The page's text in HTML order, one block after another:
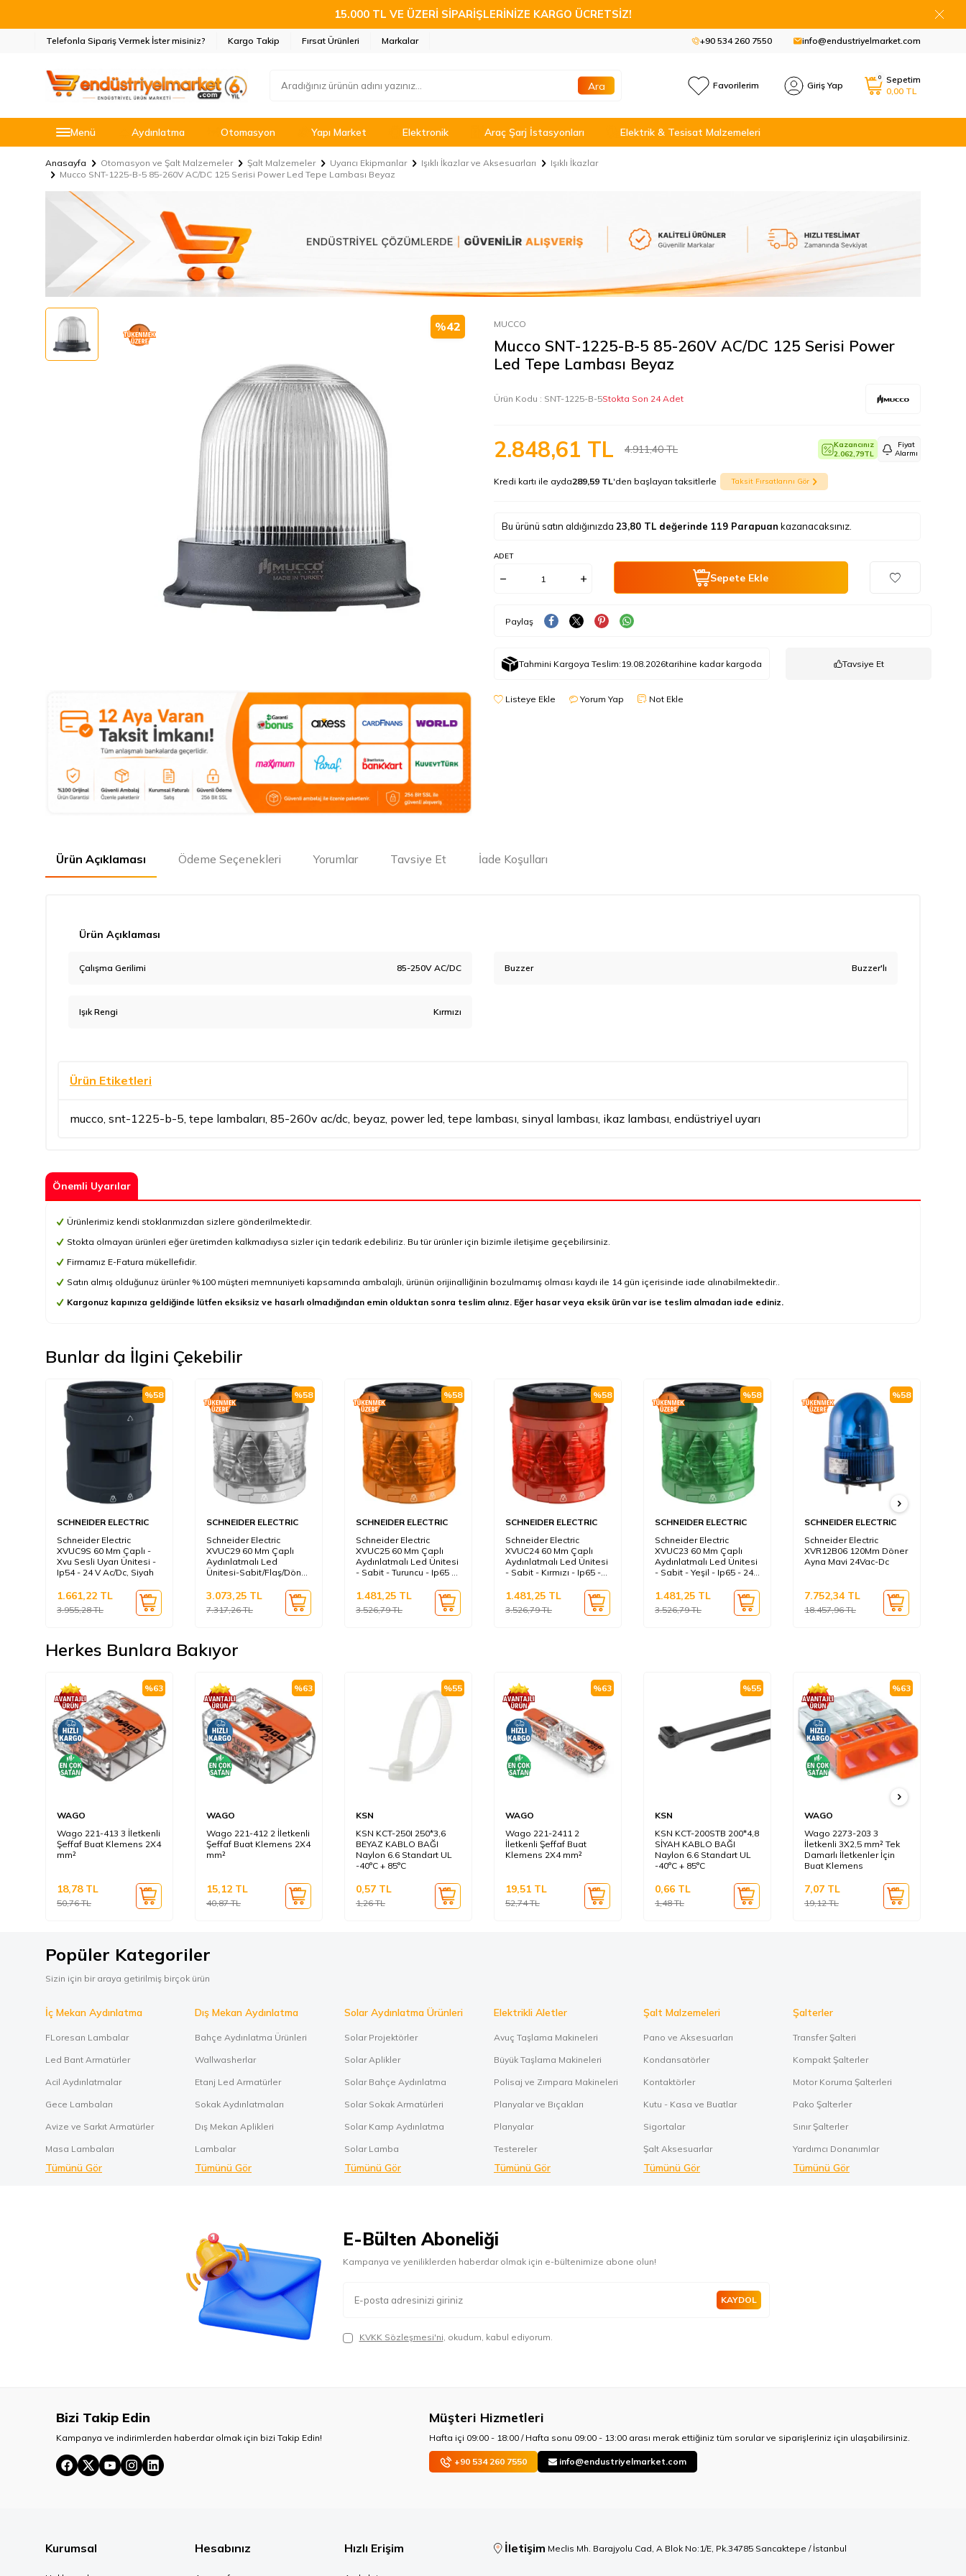
15.000 TL VE ÜZERİ SİPARİŞLERİNİZE KARGO ÜCRETSİZ!
Telefonla Sipariş Vermek İster misiniz? Kargo Takip Fırsat Ürünleri Markalar +90 534 260 7550 info@endustriyelmarket.com
Ara Favorilerim Giriş Yap
0
Sepetim
0,00 TL
Menü Aydınlatma Otomasyon Yapı Market Elektronik Araç Şarj İstasyonları Elektrik & Tesisat Malzemeleri
Anasayfa Otomasyon ve Şalt Malzemeler Şalt Malzemeler Uyarıcı Ekipmanlar Işıklı İkazlar ve Aksesuarları
Işıklı İkazlar
Mucco SNT-1225-B-5 85-260V AC/DC 125 Serisi Power Led Tepe Lambası Beyaz
%42 MUCCO
Mucco SNT-1225-B-5 85-260V AC/DC 125 Serisi Power
Led Tepe Lambası Beyaz
Ürün Kodu : SNT-1225-B-5Stokta Son 24 Adet
4.911,40TL
2.848,61 TL
Kazancınız
2.062,79TL
Fiyat
Alarmı
Kredi kartı ile ayda289,59 TL'den başlayan taksitlerle Taksit Fırsatlarını Gör
Bu ürünü satın aldığınızda 23,80 TL değerinde 119 Parapuan kazanacaksınız.
ADET
Sepete Ekle
Paylaş
Tahmini Kargoya Teslim: 19.08.2026tarihine kadar kargoda Tavsiye Et
Listeye Ekle Yorum Yap Not Ekle
Ürün Açıklaması Ödeme Seçenekleri Yorumlar Tavsiye Et İade Koşulları
Ürün Açıklaması
Çalışma Gerilimi 85-250V AC/DC Buzzer Buzzer'lı
Işık Rengi Kırmızı
Ürün Etiketleri
mucco, snt-1225-b-5, tepe lambaları, 85-260v ac/dc, beyaz, power led, tepe lambası, sinyal lambası, ikaz lambası, endüstriyel uyarı
Önemli Uyarılar
Ürünlerimiz kendi stoklarımızdan sizlere gönderilmektedir.
Stokta olmayan ürünleri eğer üretimden kalkmadıysa sizler için tedarik edebiliriz. Bu tür ürünler için bizimle iletişime geçebilirsiniz.
Firmamız E-Fatura mükellefidir.
Satın almış olduğunuz ürünler %100 müşteri memnuniyeti kapsamında ambalajlı, ürünün orijinalliğinin bozulmamış olması kaydı ile 14 gün içerisinde iade alınabilmektedir..
Kargonuz kapınıza geldiğinde lütfen eksiksiz ve hasarlı olmadığından emin olduktan sonra teslim alınız. Eğer hasar veya eksik ürün var ise teslim almadan iade ediniz.
Bunlar da İlgini Çekebilir
%58
SCHNEIDER ELECTRIC
Schneider Electric
XVUC9S 60 Mm Çaplı -
Xvu Sesli Uyarı Ünitesi -
Ip54 - 24 V Ac/Dc, Siyah
3.955,28TL
1.661,22 TL
%58
SCHNEIDER ELECTRIC
Schneider Electric
XVUC29 60 Mm Çaplı
Aydınlatmalı Led
Ünitesi-Sabit/Flaş/Döner
V
7.317,26TL
3.073,25 TL
%58
SCHNEIDER ELECTRIC
Schneider Electric
XVUC25 60 Mm Çaplı
Aydınlatmalı Led Ünitesi
- Sabit - Turuncu - Ip65 -
3.526,79TL
1.481,25 TL
%58
SCHNEIDER ELECTRIC
Schneider Electric
XVUC24 60 Mm Çaplı
Aydınlatmalı Led Ünitesi
- Sabit - Kırmızı - Ip65 -
3.526,79TL
1.481,25 TL
%58
SCHNEIDER ELECTRIC
Schneider Electric
XVUC23 60 Mm Çaplı
Aydınlatmalı Led Ünitesi
- Sabit - Yeşil - Ip65 - 24
3.526,79TL
1.481,25 TL
%58
SCHNEIDER ELECTRIC
Schneider Electric
XVR12B06 120Mm Döner
Ayna Mavi 24Vac-Dc
18.457,96TL
7.752,34 TL
Herkes Bunlara Bakıyor
%63
WAGO
Wago 221-413 3 İletkenli
Şeffaf Buat Klemens 2X4
mm²
50,76TL
18,78TL
%63
WAGO
Wago 221-412 2 İletkenli
Şeffaf Buat Klemens 2X4
mm²
40,87TL
15,12 TL
%55
KSN
KSN KCT-250I 250*3,6
BEYAZ KABLO BAĞI
Naylon 6.6 Standart UL
-40°C + 85°C
1,26TL
0,57 TL
%63
WAGO
Wago 221-2411 2
İletkenli Şeffaf Buat
Klemens 2X4 mm²
52,74TL
19,51 TL
%55
KSN
KSN KCT-200STB 200*4,8
SİYAH KABLO BAĞI
Naylon 6.6 Standart UL
-40°C + 85°C
1,48TL
0,66 TL
%63
WAGO
Wago 2273-203 3
İletkenli 3X2,5 mm² Tek
Damarlı İletkenler İçin
Buat Klemens
19,12TL
7,07 TL
Popüler Kategoriler
Sizin için bir araya getirilmiş birçok ürün
İç Mekan Aydınlatma
FLoresan Lambalar
Led Bant Armatürler
Acil Aydınlatmalar
Gece Lambaları
Avize ve Sarkıt Armatürler
Masa Lambaları
Tümünü Gör
Dış Mekan Aydınlatma
Bahçe Aydınlatma Ürünleri
Wallwasherlar
Etanj Led Armatürler
Sokak Aydınlatmaları
Dış Mekan Aplikleri
Lambalar
Tümünü Gör
Solar Aydınlatma Ürünleri
Solar Projektörler
Solar Aplikler
Solar Bahçe Aydınlatma
Solar Sokak Armatürleri
Solar Kamp Aydınlatma
Solar Lamba
Tümünü Gör
Elektrikli Aletler
Avuç Taşlama Makineleri
Büyük Taşlama Makineleri
Polisaj ve Zımpara Makineleri
Planyalar ve Bıçakları
Planyalar
Testereler
Tümünü Gör
Şalt Malzemeleri
Pano ve Aksesuarları
Kondansatörler
Kontaktörler
Kutu - Kasa ve Buatlar
Sigortalar
Şalt Aksesuarlar
Tümünü Gör
Şalterler
Transfer Şalteri
Kompakt Şalterler
Motor Koruma Şalterleri
Pako Şalterler
Sınır Şalterler
Yardımcı Donanımlar
Tümünü Gör
E-Bülten Aboneliği
Kampanya ve yeniliklerden haberdar olmak için e-bültenimize abone olun!
KAYDOL
KVKK Sözleşmesi'ni, okudum, kabul ediyorum.
Bizi Takip Edin
Kampanya ve indirimlerden haberdar olmak için bizi Takip Edin!
Müşteri Hizmetleri
Hafta içi 09:00 - 18:00 / Hafta sonu 09:00 - 13:00 arası merak ettiğiniz tüm sorular ve siparişleriniz için ulaşabilirsiniz.
+90 534 260 7550 info@endustriyelmarket.com
Kurumsal Hesabınız Hızlı Erişim İletişim Meclis Mh. Barajyolu Cad, A Blok No:1/E, Pk.34785 Sancaktepe / İstanbul